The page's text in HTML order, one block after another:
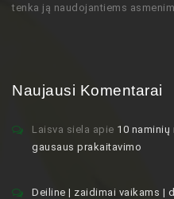
tenka ją naudojantiems
Naujausi Komentarai
Laisva siela apie 10
gausaus prakaitavimo
Deiline | zaidimai vaikams |